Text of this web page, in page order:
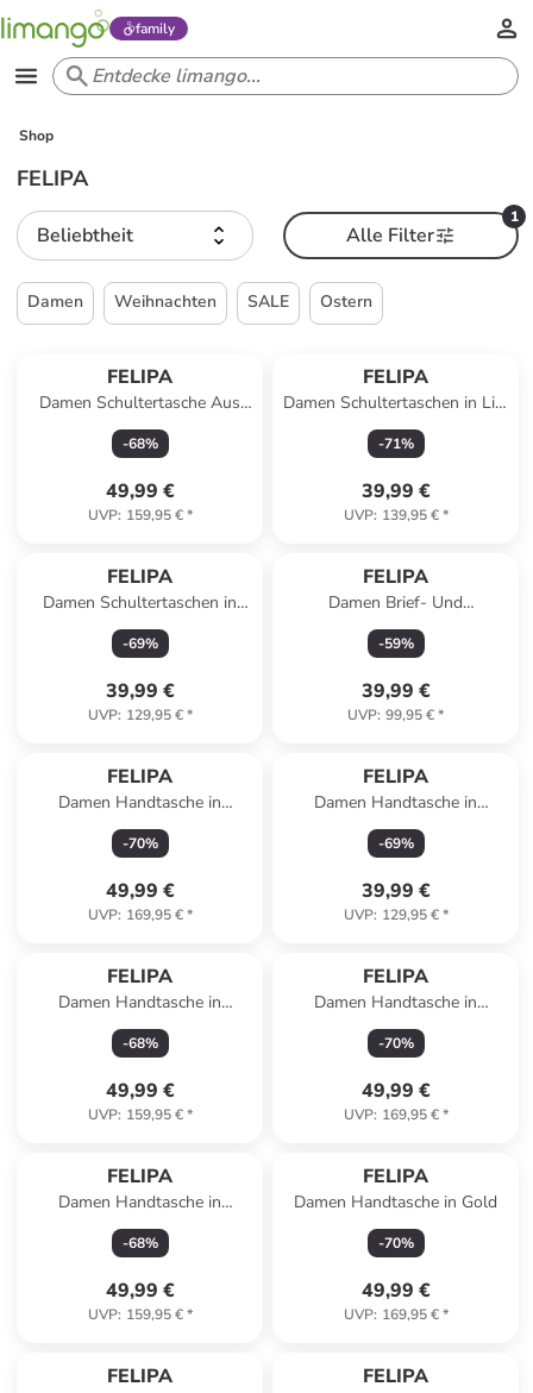
family
Shop
FELIPA
Beliebtheit
1
Alle Filter
Damen Weihnachten SALE Ostern
FELIPA
Damen Schultertasche Aus
Leder in Orange
-68%
49,99 €
UVP: 159,95 €*
FELIPA
Damen Schultertaschen in Lila
Pink
-71%
39,99 €
UVP: 139,95 €*
FELIPA
Damen Schultertaschen in
Schwarz
-69%
39,99 €
UVP: 129,95 €*
FELIPA
Damen Brief- Und
Handytasche Aus Leder in
Rosa
-59%
39,99 €
UVP: 99,95 €*
FELIPA
Damen Handtasche in
Hellblau
-70%
49,99 €
UVP: 169,95 €*
FELIPA
Damen Handtasche in
Schwarz
-69%
39,99 €
UVP: 129,95 €*
FELIPA
Damen Handtasche in
Schwarz
-68%
49,99 €
UVP: 159,95 €*
FELIPA
Damen Handtasche in
Schwarz Silber
-70%
49,99 €
UVP: 169,95 €*
FELIPA
Damen Handtasche in
Schwarz
-68%
49,99 €
UVP: 159,95 €*
FELIPA
Damen Handtasche in Gold
-70%
49,99 €
UVP: 169,95 €*
FELIPA FELIPA